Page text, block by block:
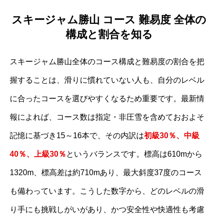
スキージャム勝山 コース 難易度 全体の
構成と割合を知る
スキージャム勝山全体のコース構成と難易度の割合を把
握することは、滑りに慣れていない人も、自分のレベル
に合ったコースを選びやすくなるため重要です。最新情
報によれば、コース数は指定・非圧雪を含めておおよそ
記憶に基づき15～16本で、その内訳は初級30％、中級
40％、上級30％ というバランスです。標高は610mから
1320m、標高差は約710mあり、最大斜度37度のコース
も備わっています。こうした数字から、どのレベルの滑
り手にも挑戦しがいがあり、かつ安全性や快適性も考慮